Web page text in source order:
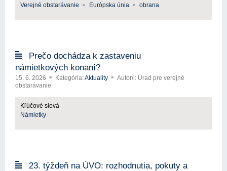
Verejné obstarávanie
Európska únia obrana
Prečo dochádza k zastaveniu
námietkových konaní?
15. 6. 2026 Kategória:Aktuality
Autor/i: Úrad pre verejné
obstarávanie
Kľúčové slová
Námietky
23. týždeň na ÚVO: rozhodnutia, pokuty a